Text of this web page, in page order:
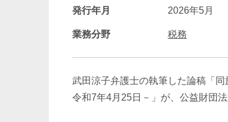
発行年月 2026年5月
業務分野 税務
武田涼子弁護士の執筆した論稿「
令和7年4月25日－」が、公益財団